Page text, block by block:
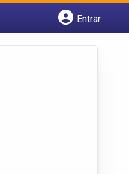
Entrar